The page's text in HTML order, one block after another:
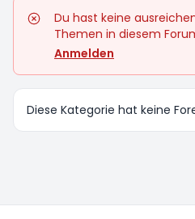
Du hast keine
Themen in diesem
Anmelden
Diese Kategorie hat keine